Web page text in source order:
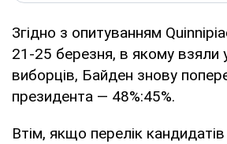
Згідно з опитуванням
21-25 березня, в якому взяли
виборців, Байден знову
президента — 48%:45%.
Втім, якщо перелік